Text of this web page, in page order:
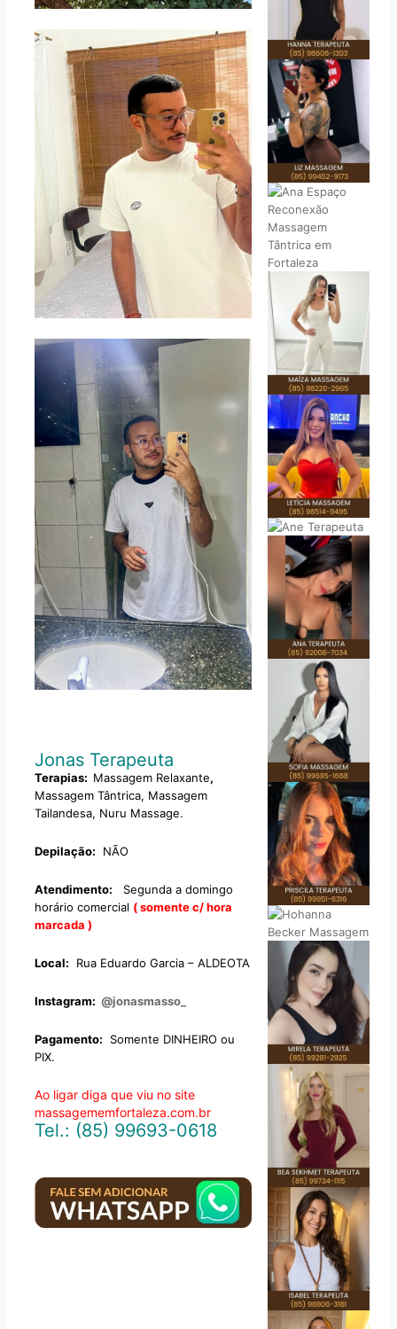
Jonas Terapeuta
Terapias: Massagem Relaxante,
Massagem Tântrica, Massagem
Tailandesa, Nuru Massage.
Depilação: NÃO
Atendimento: Segunda a domingo
horário comercial ( somente c/ hora
marcada )
Local: Rua Eduardo Garcia – ALDEOTA
Instagram:@jonasmasso_
Pagamento: Somente DINHEIRO ou
PIX.
Ao ligar diga que viu no site
massagememfortaleza.com.br
Tel.: (85) 99693-0618